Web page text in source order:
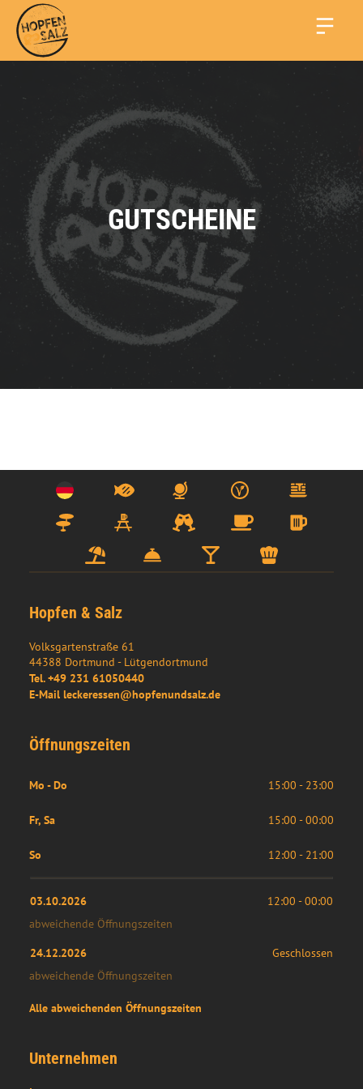
GUTSCHEINE
Hopfen & Salz
Volksgartenstraße 61
44388 Dortmund - Lütgendortmund
Tel. +49 231 61050440
E-Mail leckeressen@hopfenundsalz.de
Öffnungszeiten
Mo - Do 15:00 - 23:00
Fr, Sa 15:00 - 00:00
So 12:00 - 21:00
03.10.2026 12:00 - 00:00
abweichende Öffnungszeiten
24.12.2026
Geschlossen
abweichende Öffnungszeiten
Alle abweichenden Öffnungszeiten
Unternehmen